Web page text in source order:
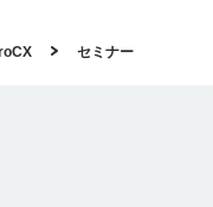
セミナー